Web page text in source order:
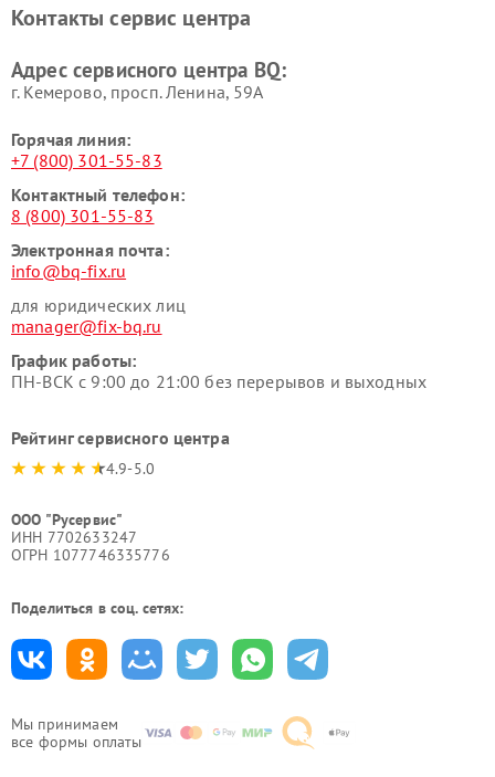
Мы принимаем
все формы оплаты
Контакты сервис центра
Адрес сервисного центра BQ:
г. Кемерово, просп. Ленина, 59А
Горячая линия:
+7 (800) 301-55-83
Контактный телефон:
8 (800) 301-55-83
Электронная почта:
info@bq-fix.ru
для юридических лиц
manager@fix-bq.ru
График работы:
ПН-ВСК с 9:00 до 21:00 без перерывов и выходных
Рейтинг сервисного центра
4.9-5.0
ООО "Русервис"
ИНН 7702633247
ОГРН 1077746335776
Поделиться в соц. сетях: